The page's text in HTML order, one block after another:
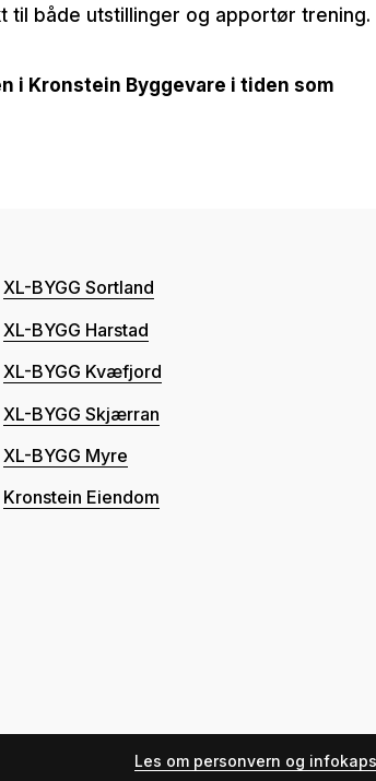
til både utstillinger og apportør trening.
i Kronstein Byggevare i tiden som
XL-BYGG Sortland
XL-BYGG Harstad
XL-BYGG Kvæfjord
XL-BYGG Skjærran
XL-BYGG Myre
Kronstein Eiendom
Les om personvern og